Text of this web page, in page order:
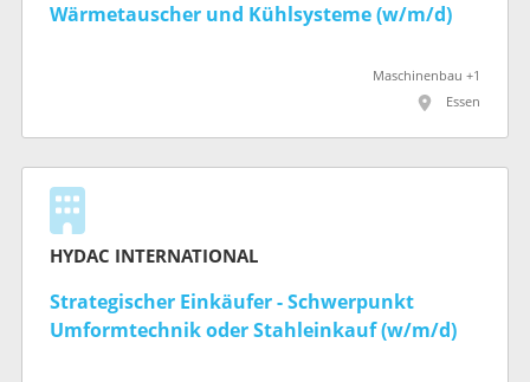
Wärmetauscher und Kühlsysteme (w/m/d)
Maschinenbau +1
Essen
HYDAC INTERNATIONAL
Strategischer Einkäufer - Schwerpunkt
Umformtechnik oder Stahleinkauf (w/m/d)